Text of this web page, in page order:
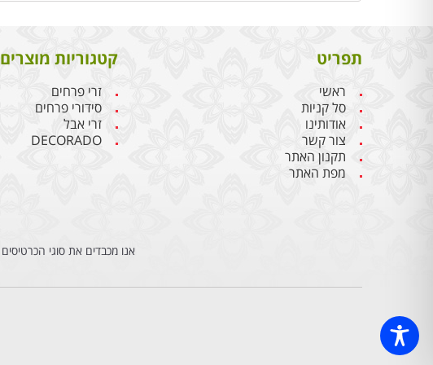
תפריט
ראשי
סל קניות
אודותינו
צור קשר
תקנון האתר
מפת האתר
קטגוריות מוצרים
זרי פרחים
סידורי פרחים
זרי אבל
DECORADO
אנו מכבדים את סוגי הכרטיסים